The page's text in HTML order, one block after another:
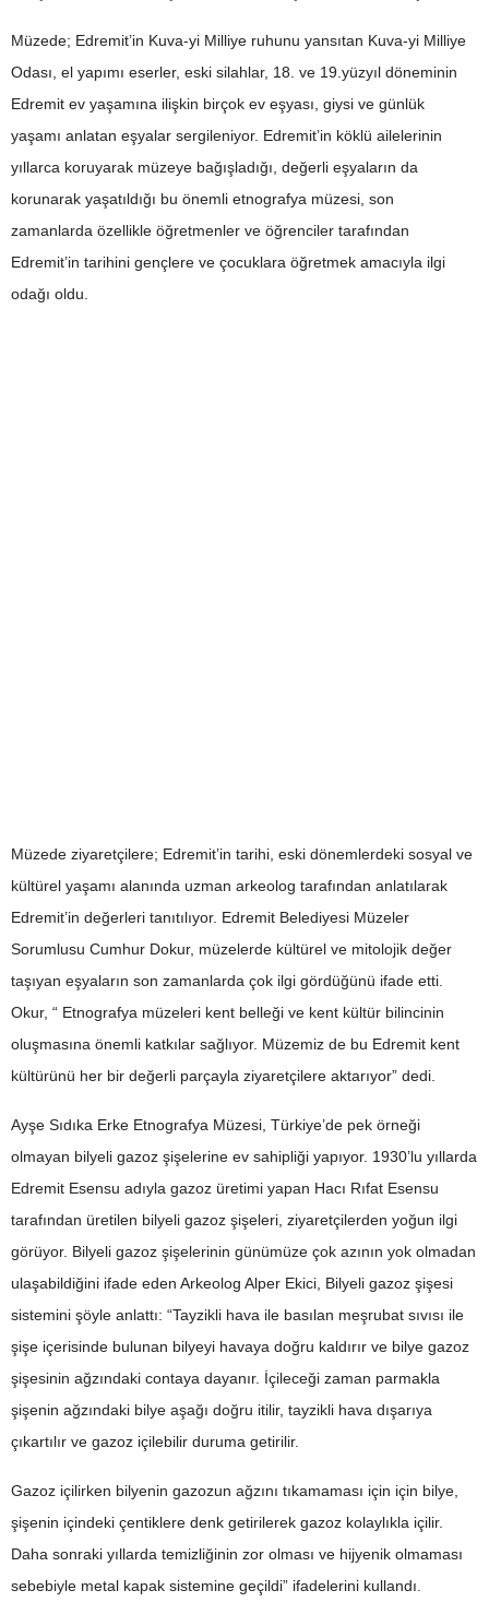
Müzede; Edremit’in Kuva-yi Milliye ruhunu yansıtan Kuva-yi Milliye
Odası, el yapımı eserler, eski silahlar, 18. ve 19.yüzyıl döneminin
Edremit ev yaşamına ilişkin birçok ev eşyası, giysi ve günlük
yaşamı anlatan eşyalar sergileniyor. Edremit’in köklü ailelerinin
yıllarca koruyarak müzeye bağışladığı, değerli eşyaların da
korunarak yaşatıldığı bu önemli etnografya müzesi, son
zamanlarda özellikle öğretmenler ve öğrenciler tarafından
Edremit’in tarihini gençlere ve çocuklara öğretmek amacıyla ilgi
odağı oldu.
Müzede ziyaretçilere; Edremit’in tarihi, eski dönemlerdeki sosyal ve
kültürel yaşamı alanında uzman arkeolog tarafından anlatılarak
Edremit’in değerleri tanıtılıyor. Edremit Belediyesi Müzeler
Sorumlusu Cumhur Dokur, müzelerde kültürel ve mitolojik değer
taşıyan eşyaların son zamanlarda çok ilgi gördüğünü ifade etti.
Okur, “ Etnografya müzeleri kent belleği ve kent kültür bilincinin
oluşmasına önemli katkılar sağlıyor. Müzemiz de bu Edremit kent
kültürünü her bir değerli parçayla ziyaretçilere aktarıyor” dedi.
Ayşe Sıdıka Erke Etnografya Müzesi, Türkiye’de pek örneği
olmayan bilyeli gazoz şişelerine ev sahipliği yapıyor. 1930’lu yıllarda
Edremit Esensu adıyla gazoz üretimi yapan Hacı Rıfat Esensu
tarafından üretilen bilyeli gazoz şişeleri, ziyaretçilerden yoğun ilgi
görüyor. Bilyeli gazoz şişelerinin günümüze çok azının yok olmadan
ulaşabildiğini ifade eden Arkeolog Alper Ekici, Bilyeli gazoz şişesi
sistemini şöyle anlattı: “Tayzikli hava ile basılan meşrubat sıvısı ile
şişe içerisinde bulunan bilyeyi havaya doğru kaldırır ve bilye gazoz
şişesinin ağzındaki contaya dayanır. İçileceği zaman parmakla
şişenin ağzındaki bilye aşağı doğru itilir, tayzikli hava dışarıya
çıkartılır ve gazoz içilebilir duruma getirilir.
Gazoz içilirken bilyenin gazozun ağzını tıkamaması için için bilye,
şişenin içindeki çentiklere denk getirilerek gazoz kolaylıkla içilir.
Daha sonraki yıllarda temizliğinin zor olması ve hijyenik olmaması
sebebiyle metal kapak sistemine geçildi” ifadelerini kullandı.